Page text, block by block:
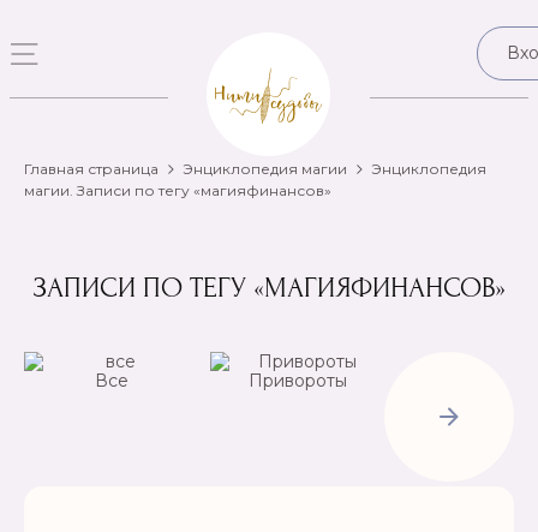
Главная страница Энциклопедия магии
Энциклопедия
магии. Записи по тегу «магияфинансов»
ЗАПИСИ ПО ТЕГУ «МАГИЯФИНАНСОВ»
Все
Привороты
Рассорки